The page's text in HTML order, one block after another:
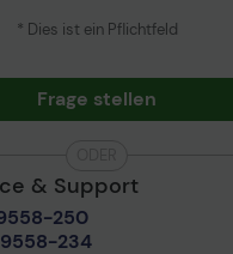
* Dies ist ein Pflichtfeld
Frage stellen
& Support
250
9558-234